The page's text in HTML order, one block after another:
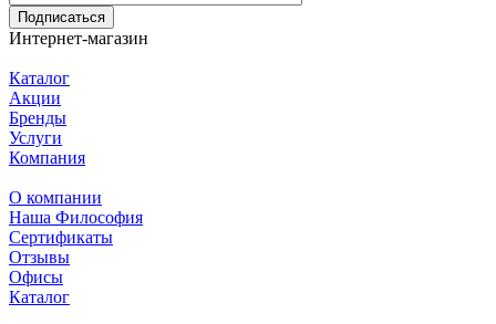
Подписаться
Интернет-магазин
Каталог
Акции
Бренды
Услуги
Компания
О компании
Наша Философия
Сертификаты
Отзывы
Офисы
Каталог